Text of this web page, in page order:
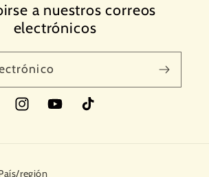
a nuestros correos
electrónicos
InstagramYouTubeTikTok
región